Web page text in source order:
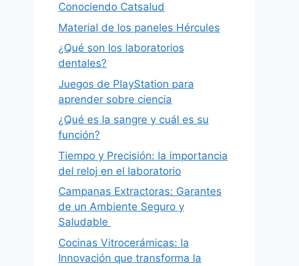
Conociendo Catsalud
Material de los paneles Hércules
¿Qué son los laboratorios
dentales?
Juegos de PlayStation para
aprender sobre ciencia
¿Qué es la sangre y cuál es su
función?
Tiempo y Precisión: la importancia
del reloj en el laboratorio
Campanas Extractoras: Garantes
de un Ambiente Seguro y
Saludable
Cocinas Vitrocerámicas: la
Innovación que transforma la